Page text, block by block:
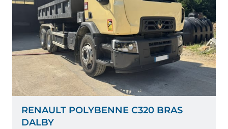
RENAULT POLYBENNE C320 BRAS
DALBY